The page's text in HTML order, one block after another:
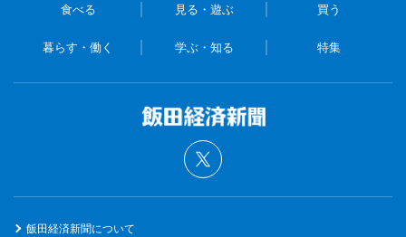
食べる 見る・遊ぶ 買う
暮らす・働く 学ぶ・知る 特集
飯田経済新聞について